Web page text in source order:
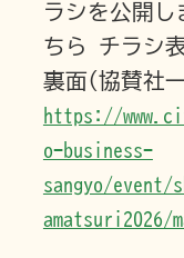
ラシを公開
ちら チラシ
裏面(協賛社
https://
o-business-
sangyo/event/
amatsuri2026/